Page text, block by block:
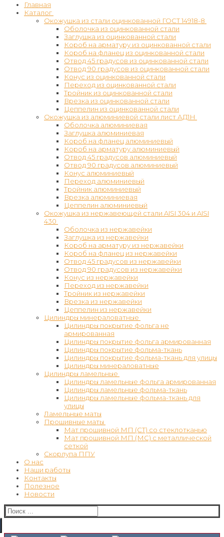
Главная
Каталог
Окожушка из стали оцинкованной ГОСТ 14918-8
Оболочка из оцинкованной стали
Заглушка из оцинкованной стали
Короб на арматуру из оцинкованной стали
Короб на фланец из оцинкованной стали
Отвод 45 градусов из оцинкованной стали
Отвод 90 градусов из оцинкованной стали
Конус из оцинкованной стали
Переход из оцинкованной стали
Тройник из оцинкованной стали
Врезка из оцинкованной стали
Цеппелин из оцинкованной стали
Окожушка из алюминиевой стали лист АД1Н
Оболочка алюминиевая
Заглушка алюминиевая
Короб на фланец алюминиевый
Короб на арматуру алюминиевый
Отвод 45 градусов алюминиевый
Отвод 90 градусов алюминиевый
Конус алюминиевый
Переход алюминиевый
Тройник алюминиевый
Врезка алюминиевая
Цеппелин алюминиевый
Окожушка из нержавеющей стали AISI 304 и AISI
430
Оболочка из нержавейки
Заглушка из нержавейки
Короб на арматуру из нержавейки
Короб на фланец из нержавейки
Отвод 45 градусов из нержавейки
Отвод 90 градусов из нержавейки
Конус из нержавейки
Переход из нержавейки
Тройник из нержавейки
Врезка из нержавейки
Цеппелин из нержавейки
Цилиндры минераловатные
Цилиндры покрытие фольга не
армированная
Цилиндры покрытие фольга армированная
Цилиндры покрытие фольма-ткань
Цилиндры покрытие фольма-ткань для улицы
Цилиндры минераловатные
Цилиндры ламельные
Цилиндры ламельные фольга армированная
Цилиндры ламельные фольма-ткань
Цилиндры ламельные фольма-ткань для
улицы
Ламельные маты
Прошивные маты
Мат прошивной МП (СТ) со стеклотканью
Мат прошивной МП (МС) с металлической
сеткой
Скорлупа ППУ
О нас
Наши работы
Контакты
Полезное
Новости
Искать: